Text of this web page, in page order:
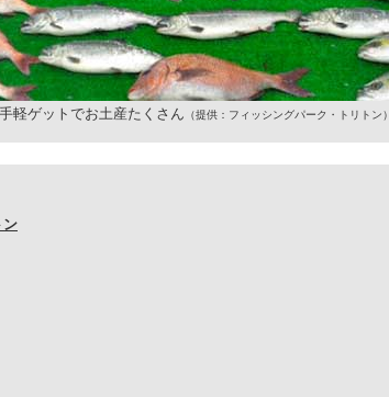
軽ゲットでお土産たくさん （提供：フィッシングパーク・トリトン）
ン